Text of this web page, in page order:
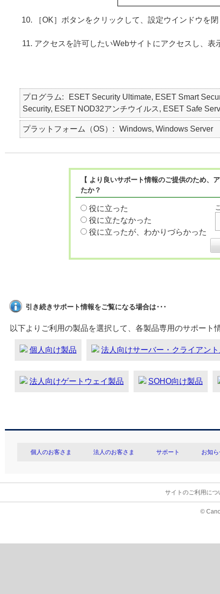
［OK］ボタンをクリックして、設定ウインドウを
アクセスを許可したいWebサイトにアクセスし、表
プログラム
ESET Security Ultimate, ESET Smart
Security, ESET NOD32アンチウイルス, ESET Safe
プラットフォーム（OS） Windows, Windows Server
【 より良いサポート情報のご提供のため
たか？
役に立った
役に立たなかった
役に立ったが、わかりづらかった
引き続きサポート情報をご覧になる場合は･･･
以下よりご利用の製品を選択して、各製品専用のサポート
個人向け製品 法人向けサーバー・クライアン
法人向けゲートウェイ製品 SOHO向け製品
個人のお客さま 法人のお客さま サポート お知
サイトのご利用につ
©